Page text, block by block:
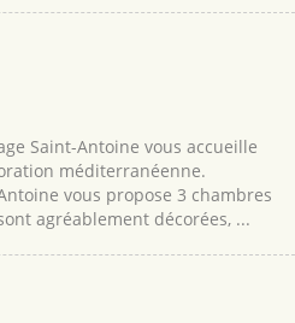
Saint-Antoine vous accueille
méditerranéenne.
vous propose 3 chambres
agréablement décorées, ...